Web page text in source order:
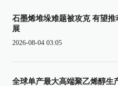
石墨烯堆垛难题被攻克 有望
展
2026-08-04 03:05
全球单产最大高端聚乙烯醇生